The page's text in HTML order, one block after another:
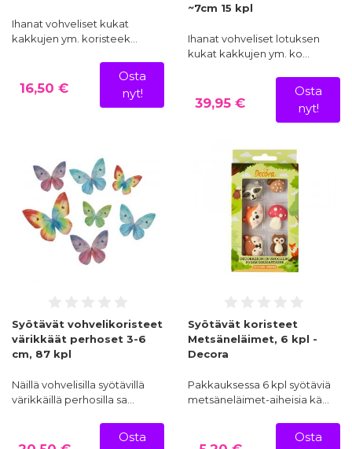
Ihanat vohveliset kukat
kakkujen ym. koristeek…
16,50 €
Osta
nyt!
~7cm 15 kpl
Ihanat vohveliset lotuksen
kukat kakkujen ym. ko…
39,95 €
Osta
nyt!
Syötävät vohvelikoristeet
värikkäät perhoset 3-6
cm, 87 kpl
Näillä vohvelisilla syötävillä
värikkäillä perhosilla sa…
Osta
Syötävät koristeet
Metsäneläimet, 6 kpl -
Decora
Pakkauksessa 6 kpl syötäviä
metsäneläimet-aiheisia kä…
Osta